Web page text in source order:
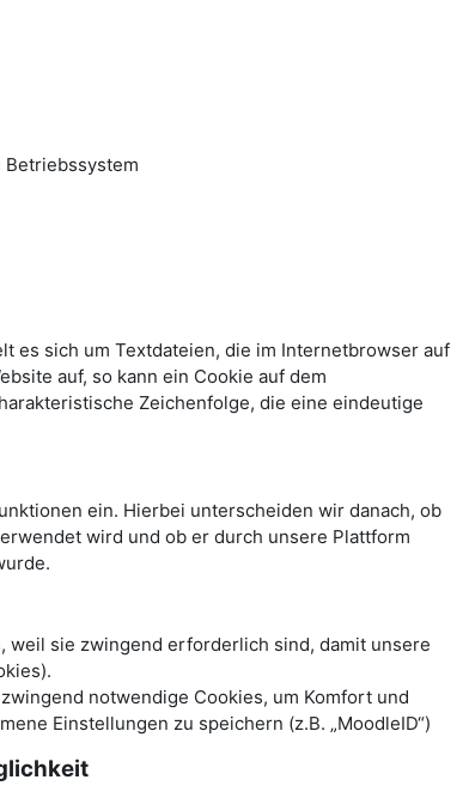
es sich um Textdateien, die im Internetbrowser auf
auf, so kann ein Cookie auf dem
Zeichenfolge, die eine eindeutige
ein. Hierbei unterscheiden wir danach, ob
wird und ob er durch unsere Plattform
sie zwingend erforderlich sind, damit unsere
notwendige Cookies, um Komfort und
Einstellungen zu speichern (z.B. „MoodleID“)